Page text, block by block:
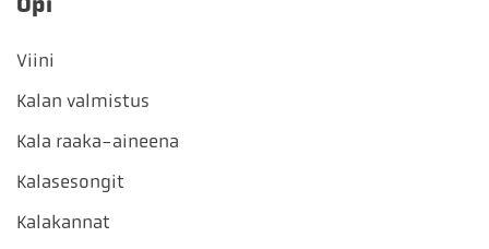
Viini
Kalan valmistus
Kala raaka-aineena
Kalasesongit
Kalakannat